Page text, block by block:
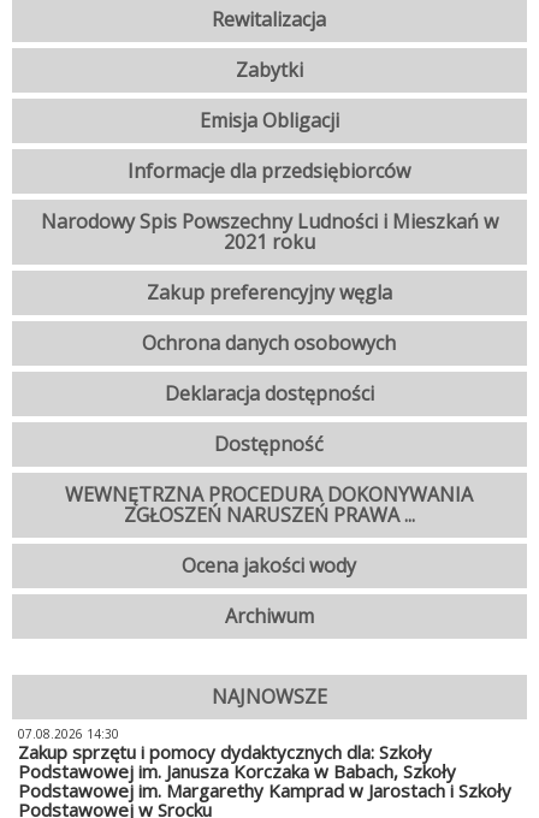
Rewitalizacja
Zabytki
Emisja Obligacji
Informacje dla przedsiębiorców
Narodowy Spis Powszechny Ludności i Mieszkań w
2021 roku
Zakup preferencyjny węgla
Ochrona danych osobowych
Deklaracja dostępności
Dostępność
WEWNĘTRZNA PROCEDURA DOKONYWANIA
ZGŁOSZEŃ NARUSZEŃ PRAWA ...
Ocena jakości wody
Archiwum
NAJNOWSZE
07.08.2026 14:30
Zakup sprzętu i pomocy dydaktycznych dla: Szkoły
Podstawowej im. Janusza Korczaka w Babach, Szkoły
Podstawowej im. Margarethy Kamprad w Jarostach i Szkoły
Podstawowej w Srocku